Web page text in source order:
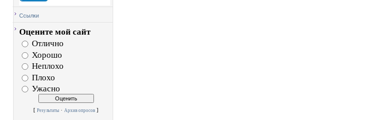
Ссылки
Оцените мой сайт
Отлично
Хорошо
Неплохо
Плохо
Ужасно
[ Результаты · Архив опросов ]